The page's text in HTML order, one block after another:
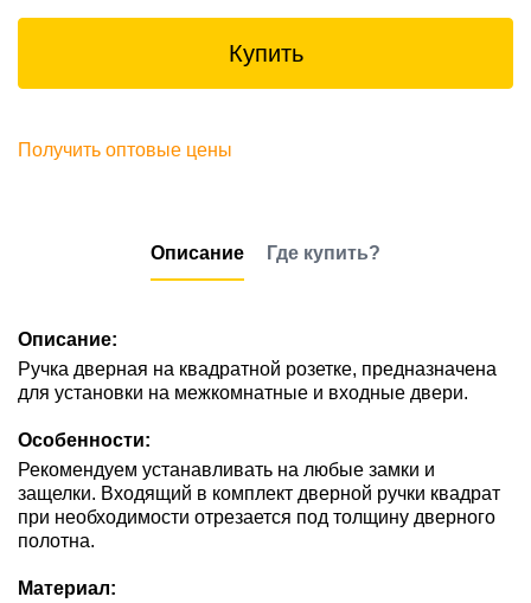
Купить
Получить оптовые цены
Описание Где купить?
Описание:
Ручка дверная на квадратной розетке, предназначена
для установки на межкомнатные и входные двери.
Особенности:
Рекомендуем устанавливать на любые замки и
защелки. Входящий в комплект дверной ручки квадрат
при необходимости отрезается под толщину дверного
полотна.
Материал: